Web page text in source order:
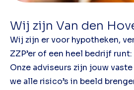
Wij zijn Van den
Wij zijn er voor hypotheken,
ZZP’er of een heel bedrijf
Onze adviseurs zijn jouw
we alle risico’s in beeld